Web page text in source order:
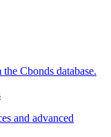
Cbonds database.
and advanced